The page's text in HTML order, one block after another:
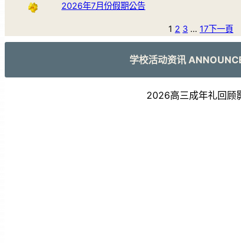
2026年7月份假期公告
1 2 3 … 17下一頁
学校活动资讯
2026高三成年礼回顾